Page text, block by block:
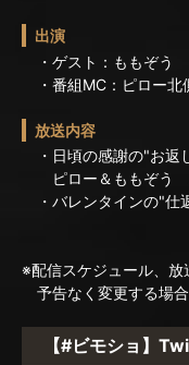
出演
・ゲスト：ももぞう
・番組MC：ピロー北
放送内容
・日頃の感謝の"お返
ピロー＆ももぞう ユ
・バレンタインの"仕
※配信スケジュール、放
予告なく変更する場合
【#ビモショ】